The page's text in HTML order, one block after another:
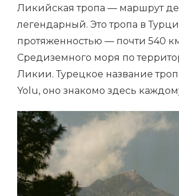
Ликийская тропа — маршрут
легендарный. Это тропа в
протяженностью — почти 540
Средиземного моря по
Ликии. Турецкое название
Yolu, оно знакомо здесь